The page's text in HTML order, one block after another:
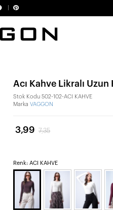
Acı Kahve Likralı
Stok Kodu 502-102-ACI KAHVE
Marka VAGGON
3,99 7,35
Renk: ACI KAHVE